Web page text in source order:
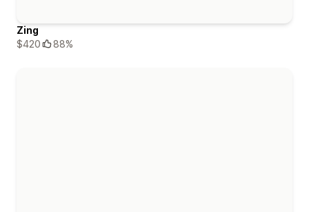
Zing
$420
88%